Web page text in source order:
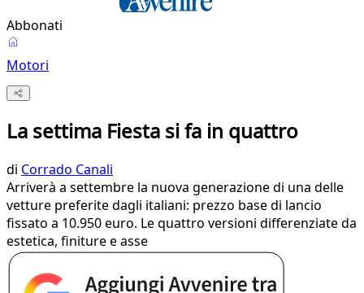
Abbonati
Motori
La settima Fiesta si fa in quattro
di Corrado Canali
Arriverà a settembre la nuova generazione di una delle
vetture preferite dagli italiani: prezzo base di lancio
fissato a 10.950 euro. Le quattro versioni differenziate da
estetica, finiture e asse